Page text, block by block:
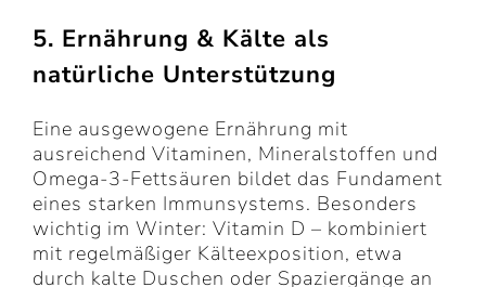
5. Ernährung & Kälte als
natürliche Unterstützung
Eine ausgewogene Ernährung mit
ausreichend Vitaminen, Mineralstoffen und
Omega-3-Fettsäuren bildet das Fundament
eines starken Immunsystems. Besonders
wichtig im Winter: Vitamin D – kombiniert
mit regelmäßiger Kälteexposition, etwa
durch kalte Duschen oder Spaziergänge an